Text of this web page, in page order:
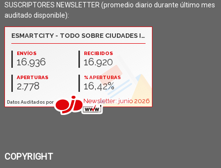
SUSCRIPTORES NEWSLETTER (promedio diario durante último mes
auditado disponible):
COPYRIGHT